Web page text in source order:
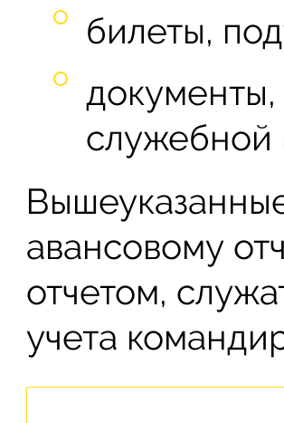
билеты,
служебной
авансовому
отчетом,
учета